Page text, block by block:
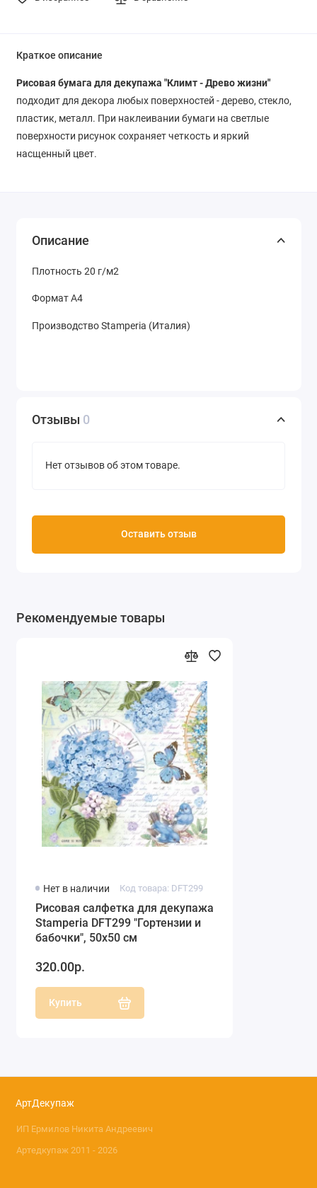
Краткое описание
Рисовая бумага для декупажа "Климт - Древо жизни"
подходит для декора любых поверхностей - дерево, стекло,
пластик, металл. При наклеивании бумаги на светлые
поверхности рисунок сохраняет четкость и яркий
насщенный цвет.
Описание
Плотность 20 г/м2
Формат А4
Производство Stamperia (Италия)
Отзывы 0
Нет отзывов об этом товаре.
Оставить отзыв
Рекомендуемые товары
Нет в наличии Код товара: DFT299
Рисовая салфетка для декупажа
Stamperia DFT299 "Гортензии и
бабочки", 50х50 см
320.00р.
Купить
АртДекупаж
ИП Ермилов Никита Андреевич
Артедкупаж 2011 - 2026